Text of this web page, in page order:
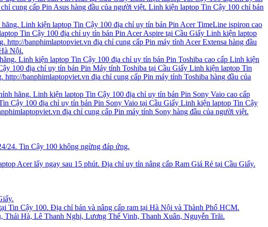
cung cấp Pin Asus hàng đầu của người việt. Linh kiện laptop Tin Cậy 100 chỉ bán
Linh kiện laptop Tin Cậy 100 địa chỉ uy tín bán Pin Acer TimeLine ispiron cao
Tin Cậy 100 địa chỉ uy tín bán Pin Acer Aspire tại Cầu Giấy Linh kiện laptop
banphimlaptopviet.vn địa chỉ cung cấp Pin máy tính Acer Extensa hàng đầu
Nội.
Linh kiện laptop Tin Cậy 100 địa chỉ uy tín bán Pin Toshiba cao cấp Linh kiện
100 địa chỉ uy tín bán Pin Máy tính Toshiba tại Cầu Giấy Linh kiện laptop Tin
banphimlaptopviet.vn địa chỉ cung cấp Pin máy tính Toshiba hàng đầu của
hãng. Linh kiện laptop Tin Cậy 100 địa chỉ uy tín bán Pin Sony Vaio cao cấp
Cậy 100 địa chỉ uy tín bán Pin Sony Vaio tại Cầu Giấy Linh kiện laptop Tin Cậy
địa chỉ cung cấp Pin máy tính Sony hàng đầu của người việt.
24. Tin Cậy 100 không ngừng đáp ứng.
Acer lấy ngay sau 15 phút. Địa chỉ uy tín nâng cấp Ram Giá Rẻ tại Cầu Giấy.
Tin Cậy 100. Địa chỉ bán và nâng cấp ram tại Hà Nội và Thành Phố HCM.
Thái Hà, Lê Thanh Nghị, Lương Thế Vinh, Thanh Xuân, Nguyễn Trãi.